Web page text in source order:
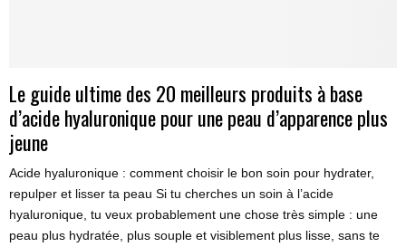
Le guide ultime des 20 meilleurs produits à base
d’acide hyaluronique pour une peau d’apparence plus
jeune
Acide hyaluronique : comment choisir le bon soin pour hydrater,
repulper et lisser ta peau Si tu cherches un soin à l’acide
hyaluronique, tu veux probablement une chose très simple : une
peau plus hydratée, plus souple et visiblement plus lisse, sans te